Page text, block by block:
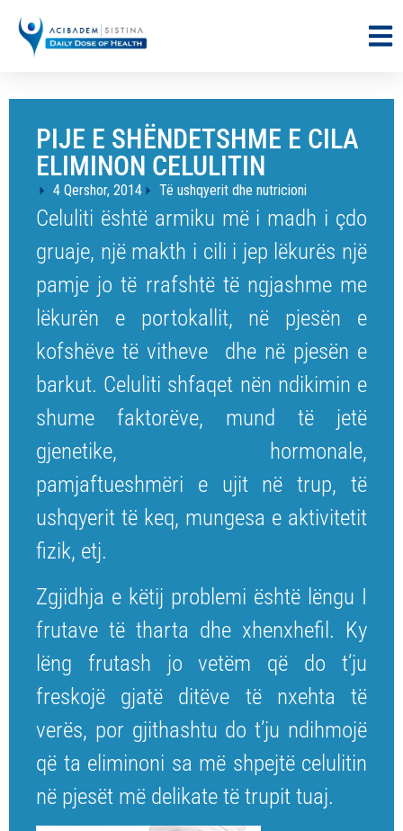
PIJE E SHËNDETSHME E CILA
ELIMINON CELULITIN
4 Qershor, 2014 Të ushqyerit dhe nutricioni
Celuliti është armiku më i madh i çdo
gruaje, një makth i cili i jep lëkurës një
pamje jo të rrafshtë të ngjashme me
lëkurën e portokallit, në pjesën e
kofshëve të vitheve dhe në pjesën e
barkut. Celuliti shfaqet nën ndikimin e
shume faktorëve, mund të jetë
gjenetike, hormonale,
pamjaftueshmëri e ujit në trup, të
ushqyerit të keq, mungesa e aktivitetit
fizik, etj.
Zgjidhja e këtij problemi është lëngu I
frutave të tharta dhe xhenxhefil. Ky
lëng frutash jo vetëm që do t’ju
freskojë gjatë ditëve të nxehta të
verës, por gjithashtu do t’ju ndihmojë
që ta eliminoni sa më shpejtë celulitin
në pjesët më delikate të trupit tuaj.